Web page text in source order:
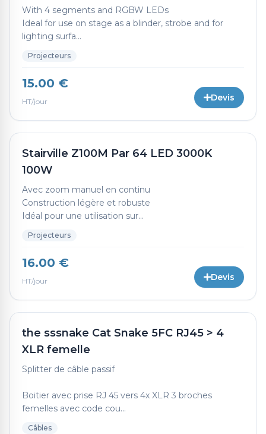
With 4 segments and RGBW LEDs
Ideal for use on stage as a blinder, strobe and for
lighting surfa...
Projecteurs
15.00 €
HT/jour Devis
Stairville Z100M Par 64 LED 3000K
100W
Avec zoom manuel en continu
Construction légère et robuste
Idéal pour une utilisation sur...
Projecteurs
16.00 €
HT/jour Devis
the sssnake Cat Snake 5FC RJ45 > 4
XLR femelle
Splitter de câble passif
Boitier avec prise RJ 45 vers 4x XLR 3 broches
femelles avec code cou...
Câbles